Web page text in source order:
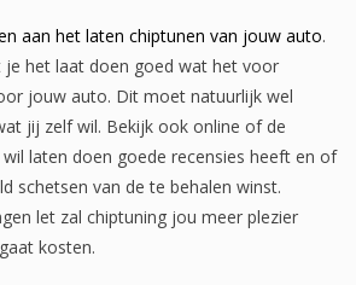
aan het laten chiptunen van jouw auto.
het laat doen goed wat het voor
jouw auto. Dit moet natuurlijk wel
jij zelf wil. Bekijk ook online of de
laten doen goede recensies heeft en of
schetsen van de te behalen winst.
let zal chiptuning jou meer plezier
kosten.